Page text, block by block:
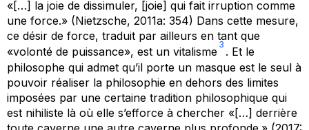
«[…] la joie de dissimuler, [joie] qui fait irruption comme
une force.» (Nietzsche, 2011a: 354) Dans cette mesure,
ce désir de force, traduit par ailleurs en tant que
«volonté de puissance», est un vitalisme
3
. Et le
philosophe qui admet qu’il porte un masque est le seul à
pouvoir réaliser la philosophie en dehors des limites
imposées par une certaine tradition philosophique qui
est nihiliste là où elle s’efforce à chercher «[…] derrière